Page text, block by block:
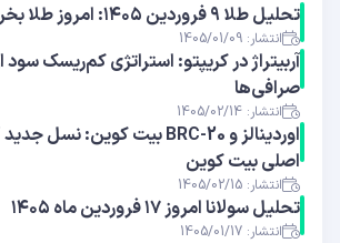
تحلیل طلا ۹ فروردین ۱۴۰۵: امروز طلا بخریم یا بفروشیم؟
انتشار: 1405/01/09
آربیتراژ در کریپتو: استراتژی کم‌ریسک
صرافی‌ها
انتشار: 1405/02/14
اصلی بیت کوین
انتشار: 1405/02/15
تحلیل سولانا امروز ۱۷ فروردین ماه ۱۴۰۵
انتشار: 1405/01/17